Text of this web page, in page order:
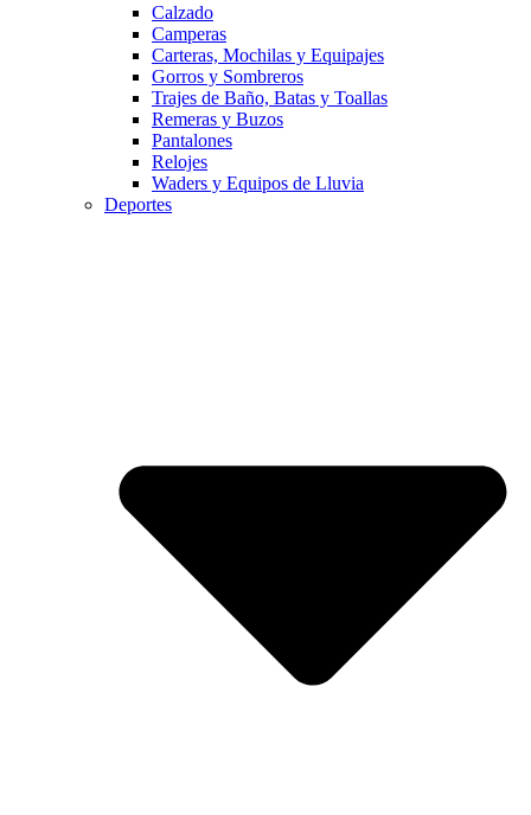
Calzado
Camperas
Carteras, Mochilas y Equipajes
Gorros y Sombreros
Trajes de Baño, Batas y Toallas
Remeras y Buzos
Pantalones
Relojes
Waders y Equipos de Lluvia
Deportes